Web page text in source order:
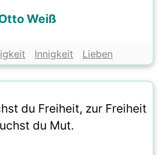
Weiß
Innigkeit Lieben
du Freiheit, zur Freiheit
du Mut.